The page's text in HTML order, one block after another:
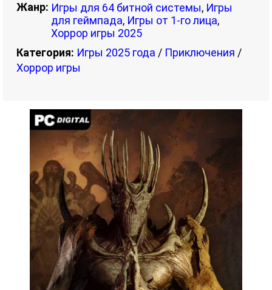
Жанр: Игры для 64 битной системы, Игры
для геймпада, Игры от 1-го лица,
Хоррор игры 2025
Категория: Игры 2025 года / Приключения /
Хоррор игры